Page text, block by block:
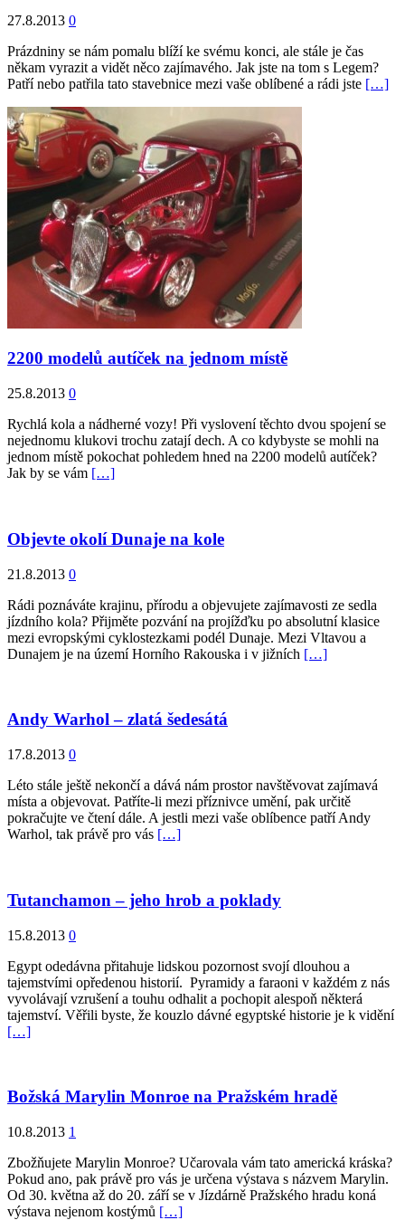
27.8.2013 0
Prázdniny se nám pomalu blíží ke svému konci, ale stále je čas
někam vyrazit a vidět něco zajímavého. Jak jste na tom s Legem?
Patří nebo patřila tato stavebnice mezi vaše oblíbené a rádi jste […]
2200 modelů autíček na jednom místě
25.8.2013 0
Rychlá kola a nádherné vozy! Při vyslovení těchto dvou spojení se
nejednomu klukovi trochu zatají dech. A co kdybyste se mohli na
jednom místě pokochat pohledem hned na 2200 modelů autíček?
Jak by se vám […]
Objevte okolí Dunaje na kole
21.8.2013 0
Rádi poznáváte krajinu, přírodu a objevujete zajímavosti ze sedla
jízdního kola? Přijměte pozvání na projížďku po absolutní klasice
mezi evropskými cyklostezkami podél Dunaje. Mezi Vltavou a
Dunajem je na území Horního Rakouska i v jižních […]
Andy Warhol – zlatá šedesátá
17.8.2013 0
Léto stále ještě nekončí a dává nám prostor navštěvovat zajímavá
místa a objevovat. Patříte-li mezi příznivce umění, pak určitě
pokračujte ve čtení dále. A jestli mezi vaše oblíbence patří Andy
Warhol, tak právě pro vás […]
Tutanchamon – jeho hrob a poklady
15.8.2013 0
Egypt odedávna přitahuje lidskou pozornost svojí dlouhou a
tajemstvími opředenou historií. Pyramidy a faraoni v každém z nás
vyvolávají vzrušení a touhu odhalit a pochopit alespoň některá
tajemství. Věřili byste, že kouzlo dávné egyptské historie je k vidění
[…]
Božská Marylin Monroe na Pražském hradě
10.8.2013 1
Zbožňujete Marylin Monroe? Učarovala vám tato americká kráska?
Pokud ano, pak právě pro vás je určena výstava s názvem Marylin.
Od 30. května až do 20. září se v Jízdárně Pražského hradu koná
výstava nejenom kostýmů […]